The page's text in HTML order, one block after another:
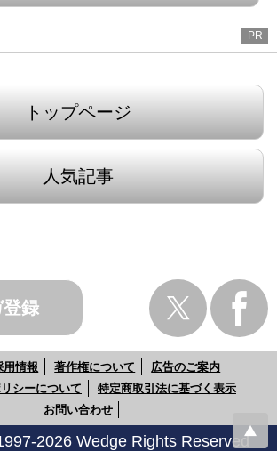
PR
トップページ
人気記事
登録
用情報 著作権について
広告のご案内
シーについて
特定商取引法に基づく表示
お問い合わせ
2026 Wedge Rights Reserved